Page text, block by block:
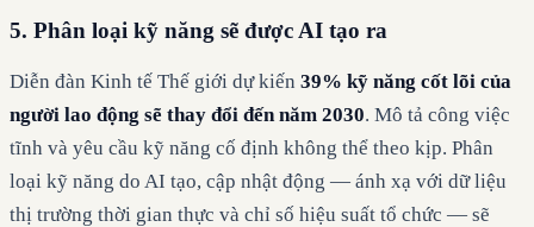
5. Phân loại kỹ năng sẽ được AI tạo ra
Diễn đàn Kinh tế Thế giới dự kiến 39% kỹ năng cốt lõi của
người lao động sẽ thay đổi đến năm 2030. Mô tả công việc
tĩnh và yêu cầu kỹ năng cố định không thể theo kịp. Phân
loại kỹ năng do AI tạo, cập nhật động — ánh xạ với dữ liệu
thị trường thời gian thực và chỉ số hiệu suất tổ chức — sẽ